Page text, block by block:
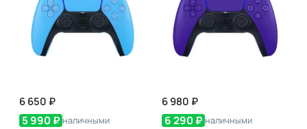
6 650 ₽
5 990 ₽ наличными
6 980 ₽
6 290 ₽ наличными